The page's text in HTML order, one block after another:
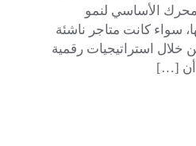
الأساسي لنمو
سواء كانت متاجر ناشئة
خلال استراتيجيات رقمية
أن […]